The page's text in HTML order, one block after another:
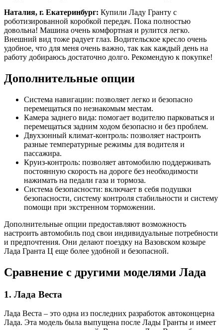
Наталия, г. Екатеринбург: Купили Ладу Гранту с
роботизированной коробкой передач. Пока полностью
довольна! Машина очень комфортная и рулится легко.
Внешний вид тоже радует глаз. Водительское кресло очень
удобное, что для меня очень важно, так как каждый день на
работу добираюсь достаточно долго. Рекомендую к покупке!
Дополнительные опции
Система навигации: позволяет легко и безопасно
перемещаться по незнакомым местам.
Камера заднего вида: помогает водителю парковаться и
перемещаться задним ходом безопасно и без проблем.
Двухзонный климат-контроль: позволяет настроить
разные температурные режимы для водителя и
пассажира.
Круиз-контроль: позволяет автомобилю поддерживать
постоянную скорость на дороге без необходимости
нажимать на педали газа и тормоза.
Система безопасности: включает в себя подушки
безопасности, систему контроля стабильности и систему
помощи при экстренном торможении.
Дополнительные опции предоставляют возможность
настроить автомобиль под свои индивидуальные потребности
и предпочтения. Они делают поездку на Вазовском козыре
Лада Гранта Ц еще более удобной и безопасной.
Сравнение с другими моделями Лада
1. Лада Веста
Лада Веста – это одна из последних разработок автоконцерна
Лада. Эта модель была выпущена после Лады Гранты и имеет